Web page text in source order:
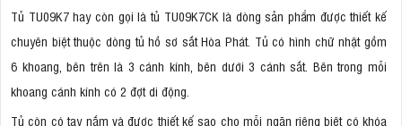
Tủ TU09K7 hay còn gọi là tủ TU09K7CK là dòng sản phẩm được thiết kế
chuyên biệt thuộc dòng tủ hồ sơ sắt Hòa Phát. Tủ có hình chữ nhật gồm
6 khoang, bên trên là 3 cánh kính, bên dưới 3 cánh sắt. Bên trong mỗi
khoang cánh kính có 2 đợt di động.
Tủ còn có tay nắm và được thiết kế sao cho mỗi ngăn riêng biệt có khóa